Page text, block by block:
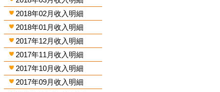
2018年02月收入明細
2018年01月收入明細
2017年12月收入明細
2017年11月收入明細
2017年10月收入明細
2017年09月收入明細